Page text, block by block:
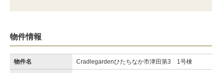
物件情報
物件名 Cradlegardenひたちなか市津田第3 1号棟